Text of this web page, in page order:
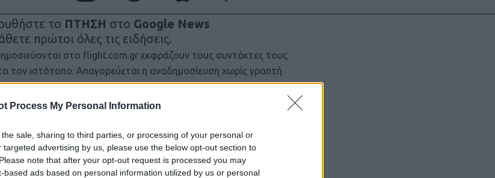
Process My Personal Information
sale, sharing to third parties, or processing of your personal or
advertising by us, please use the below opt-out section to
note that after your opt-out request is processed you may
based ads based on personal information utilized by us or personal
το ΠΤΗΣΗ στο Google News
πρώτοι όλες τις ειδήσεις.
στο flight.com.gr εκφράζουν τους συντάκτες τους
τον ιστότοπο. Απαγορεύεται η αναδημοσίευση χωρίς γραπτή
περίπτωση θα λαμβάνονται νομικά μέτρα. Ο ιστότοπος
ελέγχου των σχολίων, τα οποία εκφράζουν μόνο το